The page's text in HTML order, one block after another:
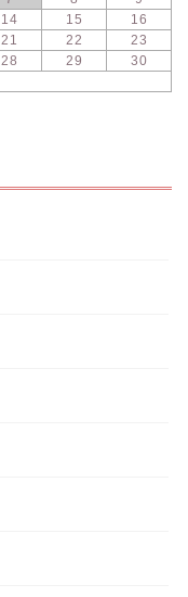
14 15
16
21 22
23
28 29
30